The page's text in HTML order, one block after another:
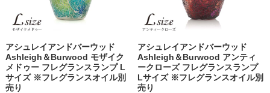
アシュレイアンドバーウッド
Ashleigh＆Burwood モザイク
メドゥー フレグランスランプ L
サイズ ※フレグランスオイル別
売り
アシュレイアンドバーウッド
Ashleigh＆Burwood アンティ
ークローズ フレグランスランプ
Lサイズ ※フレグランスオイル別
売り